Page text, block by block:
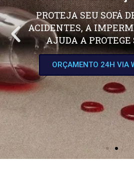
PROTEJA SEU SOFÁ
ACIDENTES, A
AJUDA A PROTEGE
ORÇAMENTO 24H VIA